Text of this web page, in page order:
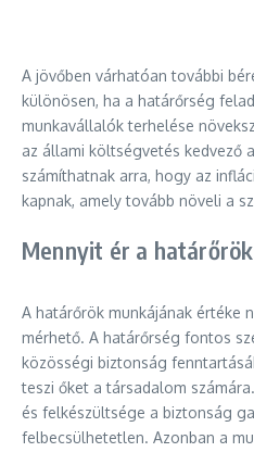
A jövőben várhatóan további
különösen, ha a határőrség
munkavállalók terhelése
az állami költségvetés kedvező
számíthatnak arra, hogy az
kapnak, amely tovább növeli a
Mennyit ér a
A határőrök munkájának értéke
mérhető. A határőrség fontos
közösségi biztonság
teszi őket a társadalom
és felkészültsége a biztonság
felbecsülhetetlen. Azonban a